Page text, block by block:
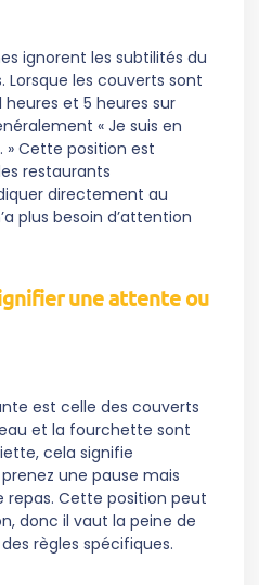
ignorent les subtilités du
les couverts sont
heures et 5 heures sur
« Je suis en
» Cette position est
restaurants
directement au
plus besoin d’attention
une attente ou
est celle des couverts
et la fourchette sont
cela signifie
une pause mais
repas. Cette position peut
donc il vaut la peine de
règles spécifiques.